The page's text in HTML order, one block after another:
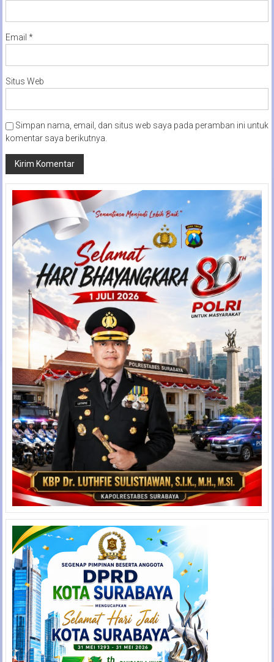
Email *
Situs Web
Simpan nama, email, dan situs web saya pada peramban ini untuk
komentar saya berikutnya.